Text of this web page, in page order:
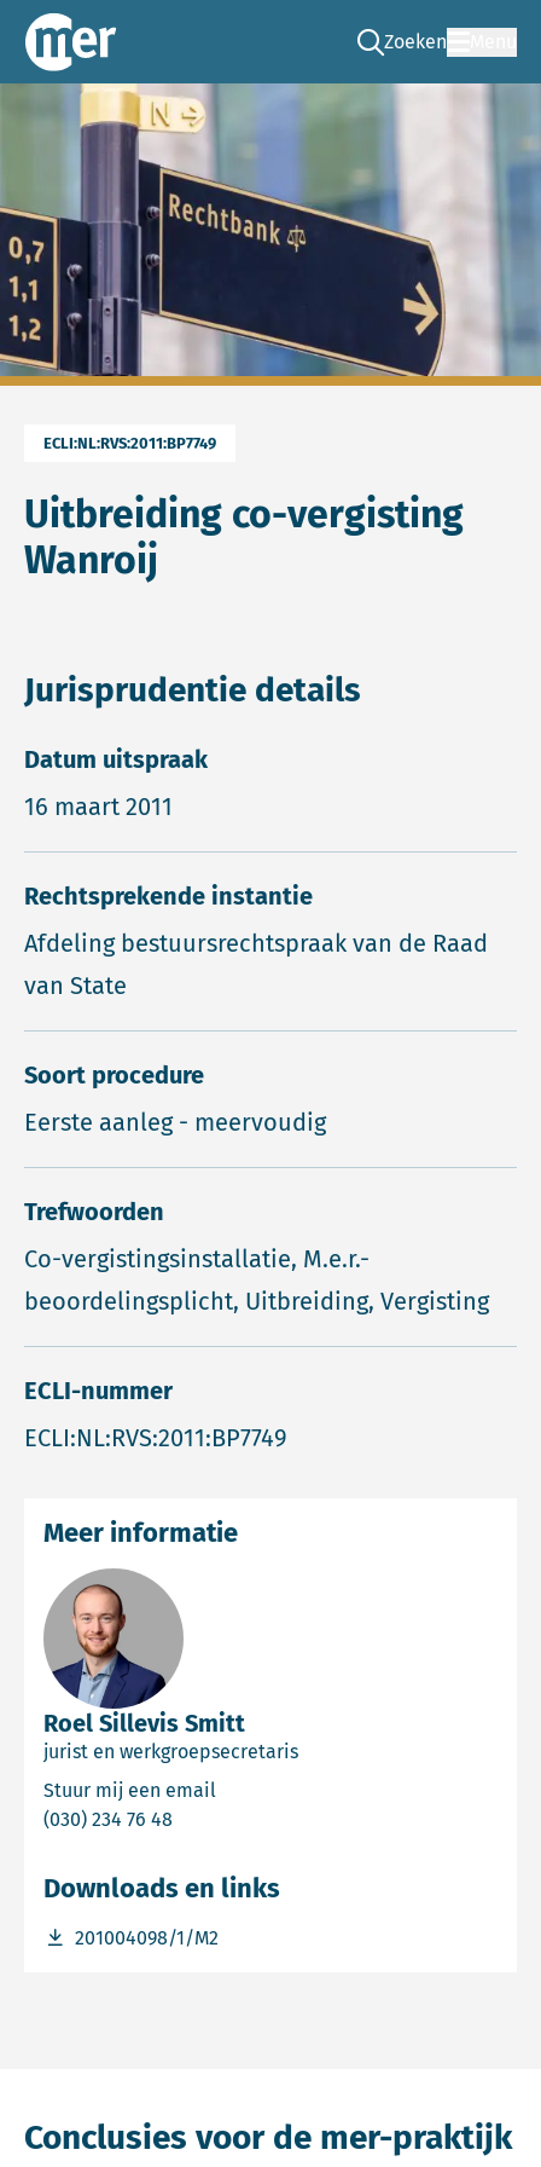
Commissie mer
Zoeken
Ga naar de zoek
ECLI:NL:RVS:2011:BP7749
Uitbreiding co-vergisting
Wanroij
Jurisprudentie details
Datum uitspraak
16 maart 2011
Rechtsprekende instantie
Afdeling bestuursrechtspraak van de Raad
van State
Soort procedure
Eerste aanleg - meervoudig
Trefwoorden
Co-vergistingsinstallatie, M.e.r.-
beoordelingsplicht, Uitbreiding, Vergisting
ECLI-nummer
ECLI:NL:RVS:2011:BP7749
Roel Sillevis Smitt
jurist en werkgroepsecretaris
Stuur mij een email
(030) 234 76 48
Meer informatie
Downloads en links
201004098/1/M2
Download bestand 201004098/1/M2
Conclusies voor de mer-praktijk